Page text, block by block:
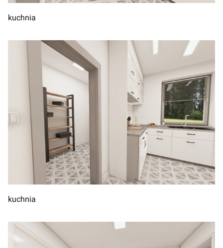
kuchnia
kuchnia